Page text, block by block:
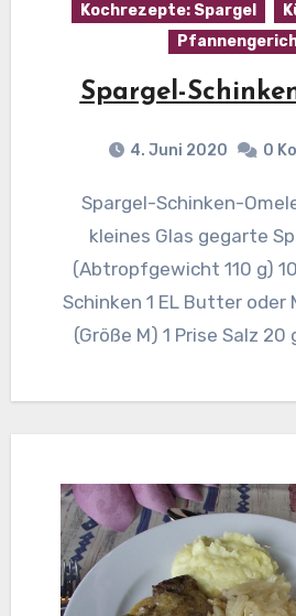
Kochrezepte: Spargel
Spargel-
4. Juni 2020 0
Spargel-Schinken-Omelett Zutaten: 1
kleines Glas gegarte
(Abtropfgewicht 110 g)
Schinken 1 EL Butter oder
(Größe M) 1 Prise Salz